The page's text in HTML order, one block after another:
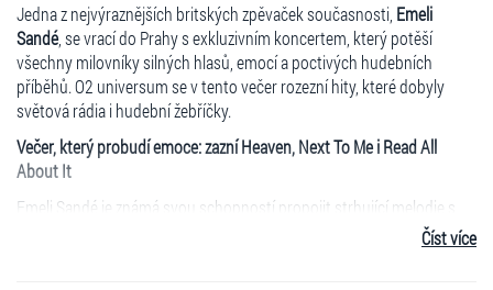
Jedna z nejvýraznějších britských zpěvaček současnosti, Emeli
Sandé, se vrací do Prahy s exkluzivním koncertem, který potěší
všechny milovníky silných hlasů, emocí a poctivých hudebních
příběhů. O2 universum se v tento večer rozezní hity, které dobyly
světová rádia i hudební žebříčky.
Večer, který probudí emoce: zazní Heaven, Next To Me i Read All
About It
Emeli Sandé je známá svou schopností propojit strhující melodie s
upřímností a emocemi, které si fanoušci nesou ještě dlouho po
Read All About
Číst více